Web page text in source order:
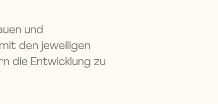
und
den jeweiligen
die Entwicklung zu